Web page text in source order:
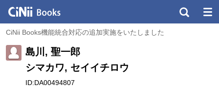
CiNii Books機能統合対応の追加実施をいたしました
島川, 聖一郎
シマカワ, セイイチロウ
ID:DA00494807